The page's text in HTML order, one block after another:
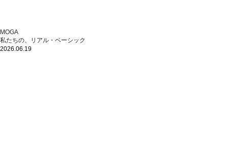
MOGA
私たちの、リアル・ベーシック
2026.06.19